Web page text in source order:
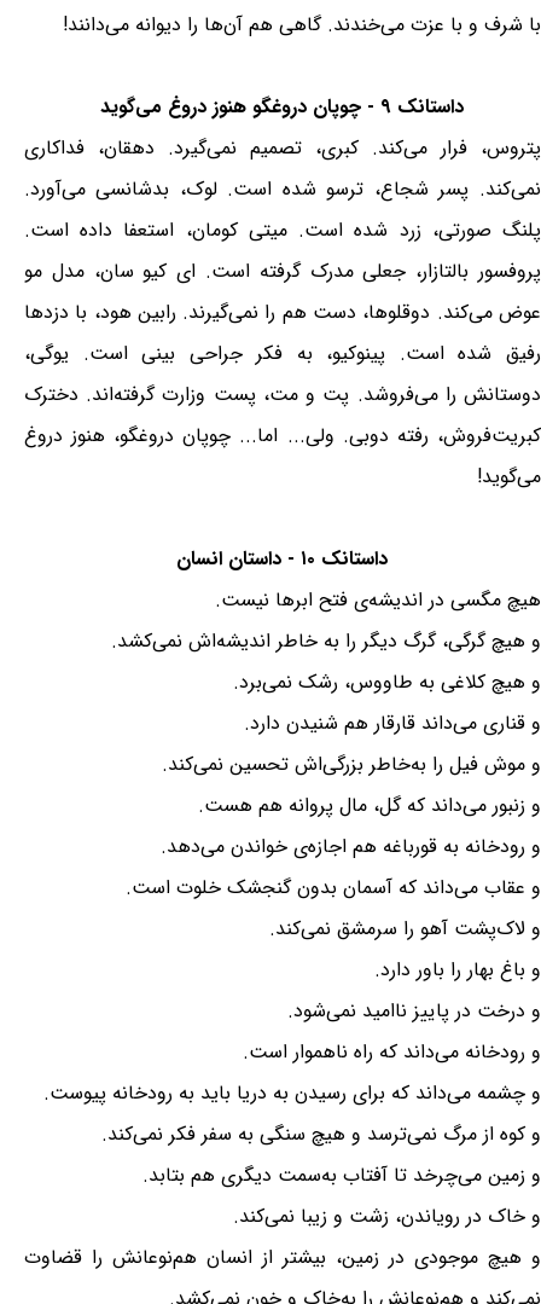
با شرف و با عزت می‌خندند. گاهی هم آن‌ها را دیوانه می‌دانند!
داستانک ۹ - چوپان دروغگو هنوز دروغ می‌گوید
پتروس، فرار می‌کند. کبری، تصمیم نمی‌گیرد. دهقان، فداکاری
نمی‌کند. پسر شجاع، ترسو شده است. لوک، بدشانسی می‌آورد.
پلنگ صورتی، زرد شده است. میتی کومان، استعفا داده است.
پروفسور بالتازار، جعلی مدرک گرفته است. ای کیو سان، مدل مو
عوض می‌کند. دوقلوها، دست هم را نمی‌گیرند. رابین هود، با دزدها
رفیق شده است. پینوکیو، به فکر جراحی بینی است. یوگی،
دوستانش را می‌فروشد. پت و مت، پست وزارت گرفته‌اند. دخترک
کبریت‌فروش، رفته دوبی. ولی... اما... چوپان دروغگو، هنوز دروغ
می‌گوید!
داستانک ۱۰ - داستان انسان
هیچ مگسی در اندیشه‌ی فتح ابرها نیست.
و هیچ گرگی، گرگ دیگر را به خاطر اندیشه‌اش نمی‌کشد.
و هیچ کلاغی به طاووس، رشک نمی‌برد.
و قناری می‌داند قارقار هم شنیدن دارد.
و موش فیل را به‌خاطر بزرگی‌اش تحسین نمی‌کند.
و زنبور می‌داند که گل، مال پروانه هم هست.
و رودخانه به قورباغه هم اجازه‌ی خواندن می‌دهد.
و عقاب می‌داند که آسمان بدون گنجشک خلوت است.
و لاک‌پشت آهو را سرمشق نمی‌کند.
و باغ بهار را باور دارد.
و درخت در پاییز ناامید نمی‌شود.
و رودخانه می‌داند که راه ناهموار است.
و چشمه می‌داند که برای رسیدن به دریا باید به رودخانه پیوست.
و کوه از مرگ نمی‌ترسد و هیچ سنگی به سفر فکر نمی‌کند.
و زمین می‌چرخد تا آفتاب به‌سمت دیگری هم بتابد.
و خاک در رویاندن، زشت و زیبا نمی‌کند.
و هیچ موجودی در زمین، بیشتر از انسان هم‌نوعانش را قضاوت